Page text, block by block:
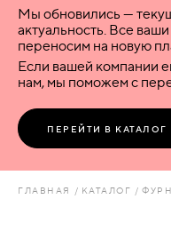
ВОРОТА
ПЕРЕГОРОДКИ
Мы обновились —
актуальность. Все
переносим на новую
Если вашей компании
нам, мы поможем с
ПЕРЕЙТИ В КАТАЛОГ
ГЛАВНАЯ КАТАЛОГ